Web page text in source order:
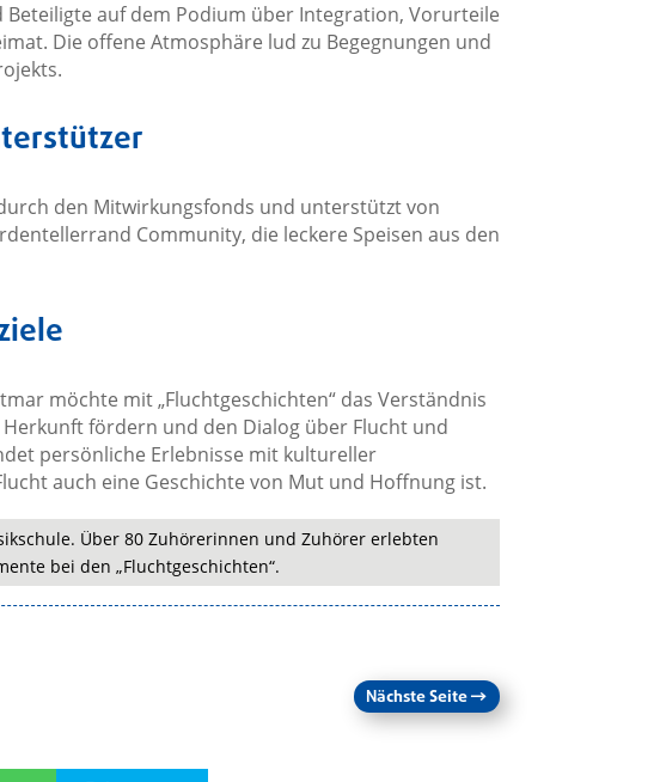
auf dem Podium über Integration, Vorurteile
Die offene Atmosphäre lud zu Begegnungen und
den Mitwirkungsfonds und unterstützt von
Community, die leckere Speisen aus den
möchte mit „Fluchtgeschichten“ das Verständnis
fördern und den Dialog über Flucht und
persönliche Erlebnisse mit kultureller
auch eine Geschichte von Mut und Hoffnung ist.
Über 80 Zuhörerinnen und Zuhörer erlebten
bei den „Fluchtgeschichten“.
Nächste Seite→